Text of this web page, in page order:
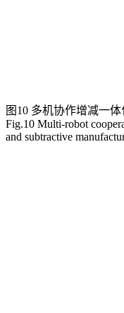
图10 多机协作增减一
Fig.10 Multi-robot
and subtractive